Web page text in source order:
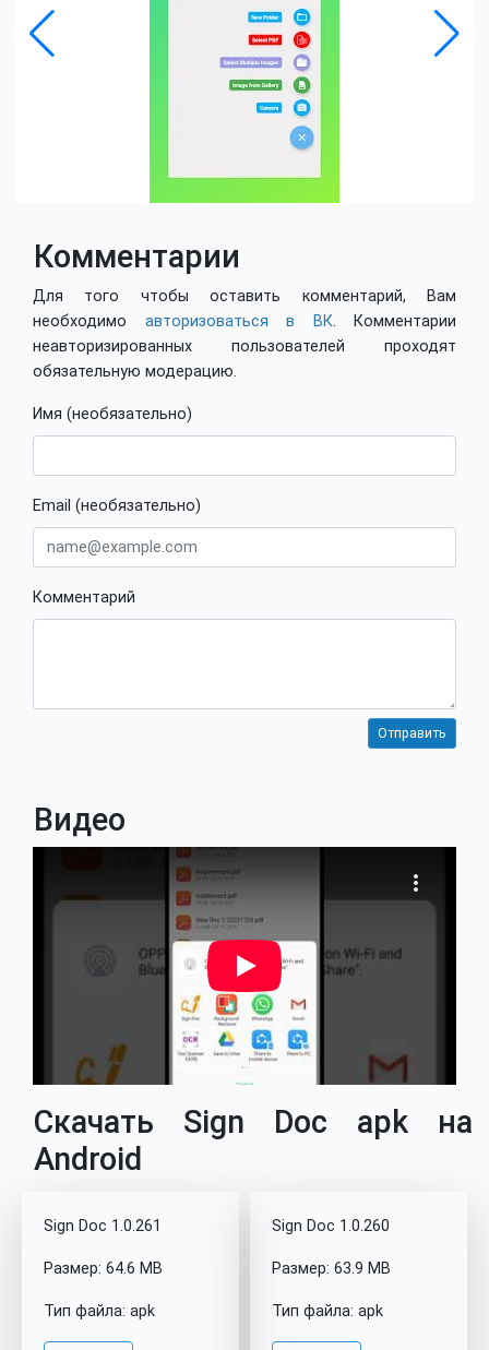
Комментарии
Для того чтобы оставить комментарий, Вам
необходимо авторизоваться в ВК. Комментарии
неавторизированных пользователей проходят
обязательную модерацию.
Имя (необязательно)
Email (необязательно)
Комментарий
Видео
Скачать Sign Doc apk на
Android
Sign Doc 1.0.261
Размер: 64.6 MB
Тип файла: apk
Sign Doc 1.0.260
Размер: 63.9 MB
Тип файла: apk